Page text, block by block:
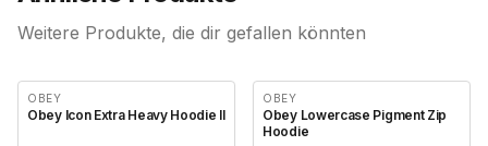
Weitere Produkte, die dir gefallen könnten
OBEY
Obey Icon Extra Heavy Hoodie II
OBEY
Obey Lowercase Pigment Zip
Hoodie